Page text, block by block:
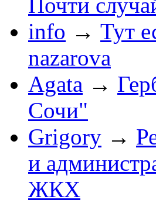
Почти
info → Тут
nazarova
Agata →
Сочи"
Grigory →
и
ЖКХ